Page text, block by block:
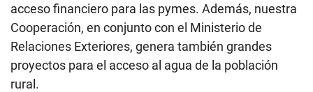
acceso financiero para las pymes. Además, nuestra
Cooperación, en conjunto con el Ministerio de
Relaciones Exteriores, genera también grandes
proyectos para el acceso al agua de la población
rural.